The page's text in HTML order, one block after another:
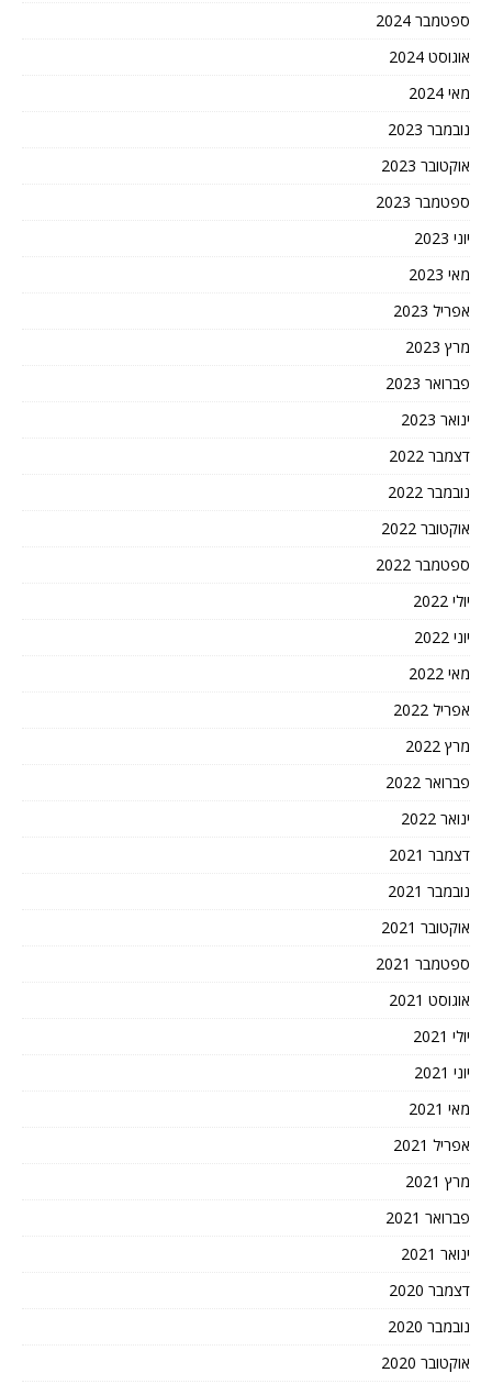
ספטמבר 2024
אוגוסט 2024
מאי 2024
נובמבר 2023
אוקטובר 2023
ספטמבר 2023
יוני 2023
מאי 2023
אפריל 2023
מרץ 2023
פברואר 2023
ינואר 2023
דצמבר 2022
נובמבר 2022
אוקטובר 2022
ספטמבר 2022
יולי 2022
יוני 2022
מאי 2022
אפריל 2022
מרץ 2022
פברואר 2022
ינואר 2022
דצמבר 2021
נובמבר 2021
אוקטובר 2021
ספטמבר 2021
אוגוסט 2021
יולי 2021
יוני 2021
מאי 2021
אפריל 2021
מרץ 2021
פברואר 2021
ינואר 2021
דצמבר 2020
נובמבר 2020
אוקטובר 2020